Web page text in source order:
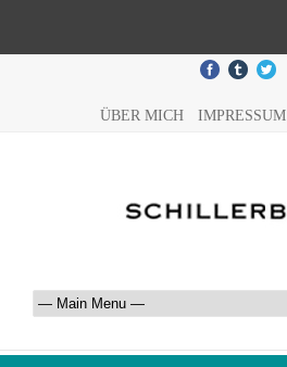
ÜBER MICH IMPRESSUM